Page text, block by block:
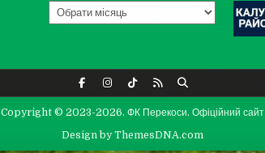
Архів
сайту
Copyright © 2023-2026. ФК Перекоси. Офіційний сайт
Design by ThemesDNA.com